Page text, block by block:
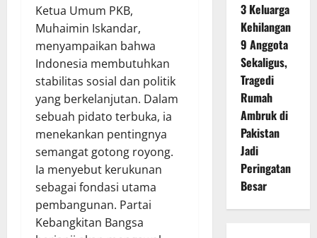
Ketua Umum PKB,
Muhaimin Iskandar,
menyampaikan bahwa
Indonesia membutuhkan
stabilitas sosial dan politik
yang berkelanjutan. Dalam
sebuah pidato terbuka, ia
menekankan pentingnya
semangat gotong royong.
Ia menyebut kerukunan
sebagai fondasi utama
pembangunan. Partai
Kebangkitan Bangsa
3 Keluarga
Kehilangan
9 Anggota
Sekaligus,
Tragedi
Rumah
Ambruk di
Pakistan
Jadi
Peringatan
Besar